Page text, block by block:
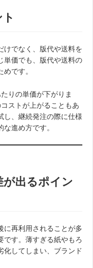
けでなく、版代や送料を
単価でも、版代や送料の
です。
りの単価が下がりま
ストが上がることもあ
し、継続発注の際に仕様
進め方です。
出るポイン
に再利用されることが多
です。薄すぎる紙やもろ
化してしまい、ブランド